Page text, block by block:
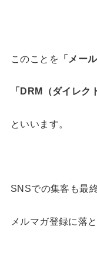
このことを 「メー
「 DRM （ダイレク
といいます。
SNSでの集客も最
メルマガ登録に落